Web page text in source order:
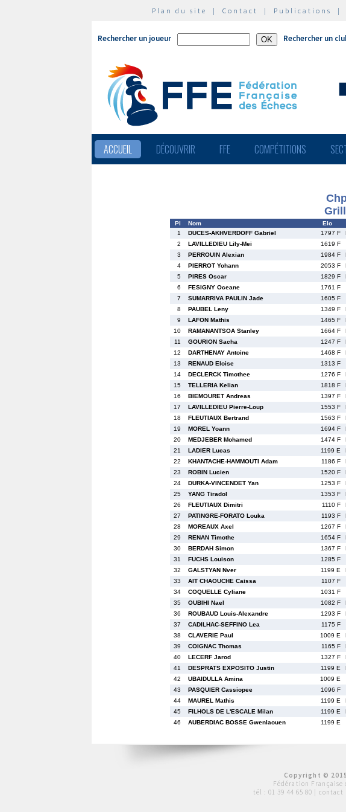
Plan du site | Contact | Publications |
Rechercher un joueur Rechercher un
ACCUEIL DÉCOUVRIR FFE COMPÉTITIONS
Pl Nom Elo
1
DUCES-AKHVERDOFF Gabriel 1797 F
2
LAVILLEDIEU Lily-Mei 1619 F
3
PERROUIN Alexian 1984 F
4
PIERROT Yohann 2053 F
5
PIRES Oscar 1829 F
6
FESIGNY Oceane 1761 F
7
SUMARRIVA PAULIN Jade 1605 F
8
PAUBEL Leny 1349 F
9
LAFON Mathis 1465 F
10
RAMANANTSOA Stanley 1664 F
11
GOURION Sacha 1247 F
12
DARTHENAY Antoine 1468 F
13
RENAUD Eloise 1313 F
14
DECLERCK Timothee 1276 F
15
TELLERIA Kelian 1818 F
16
BIEMOURET Andreas 1397 F
17
LAVILLEDIEU Pierre-Loup 1553 F
18
FLEUTIAUX Bertrand 1563 F
19
MOREL Yoann 1694 F
20
MEDJEBER Mohamed 1474 F
21
LADIER Lucas 1199 E
22
KHANTACHE-HAMMOUTI Adam 1186 F
23
ROBIN Lucien 1520 F
24
DURKA-VINCENDET Yan 1253 F
25
YANG Tiradol 1353 F
26
FLEUTIAUX Dimitri 1110 F
27
PATINGRE-FORATO Louka 1193 F
28
MOREAUX Axel 1267 F
29
RENAN Timothe 1654 F
30
BERDAH Simon 1367 F
31
FUCHS Louison 1285 F
32
GALSTYAN Nver 1199 E
33
AIT CHAOUCHE Caissa 1107 F
34
COQUELLE Cyliane 1031 F
35
OUBIHI Nael 1082 F
36
ROUBAUD Louis-Alexandre 1293 F
37
CADILHAC-SEFFINO Lea 1175 F
38
CLAVERIE Paul 1009 E
39
COIGNAC Thomas 1165 F
40
LECERF Jarod 1327 F
41
DESPRATS EXPOSITO Justin 1199 E
42
UBAIDULLA Amina 1009 E
43
PASQUIER Cassiopee 1096 F
44
MAUREL Mathis 1199 E
45
FILHOLS DE L'ESCALE Milan 1199 E
46
AUBERDIAC BOSSE Gwenlaouen 1199 E
Copyright ©
Fédération Française
tél : 01 39 44 65 80 | contact